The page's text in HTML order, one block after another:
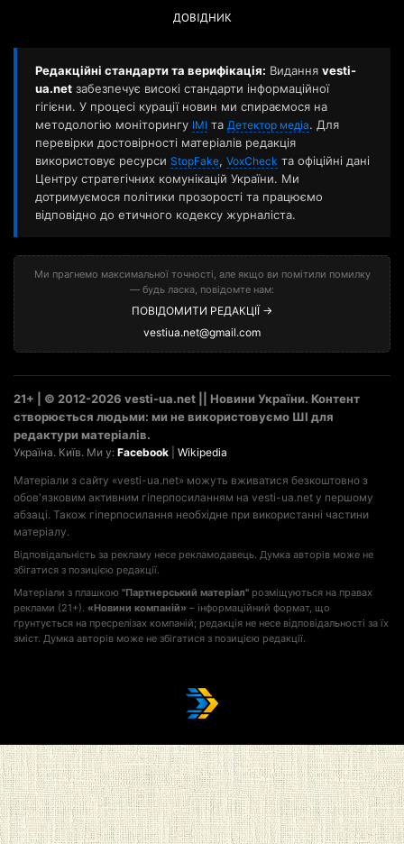
ДОВІДНИК
Редакційні стандарти та верифікація: Видання vesti-
ua.net забезпечує високі стандарти інформаційної
гігієни. У процесі курації новин ми спираємося на
методологію моніторингу ІМІ та Детектор медіа. Для
перевірки достовірності матеріалів редакція
використовує ресурси StopFake, VoxCheck та офіційні дані
Центру стратегічних комунікацій України. Ми
дотримуємося політики прозорості та працюємо
відповідно до етичного кодексу журналіста.
Ми прагнемо максимальної точності, але якщо ви помітили помилку
— будь ласка, повідомте нам:
ПОВІДОМИТИ РЕДАКЦІЇ →
vestiua.net@gmail.com
21+ | © 2012-2026 vesti-ua.net || Новини України. Контент
створюється людьми: ми не використовуємо ШІ для
редактури матеріалів.
Україна. Київ. Ми у: Facebook Wikipedia
Матеріали з сайту «vesti-ua.net» можуть вживатися безкоштовно з
обов'язковим активним гіперпосиланням на vesti-ua.net у першому
абзаці. Також гіперпосилання необхідне при використанні частини
матеріалу.
Відповідальність за рекламу несе рекламодавець. Думка авторів може не
збігатися з позицією редакції.
Матеріали з плашкою "Партнерський матеріал" розміщуються на правах
реклами (21+). «Новини компаній» – інформаційний формат, що
ґрунтується на пресрелізах компаній; редакція не несе відповідальності за їх
зміст. Думка авторів може не збігатися з позицією редакції.